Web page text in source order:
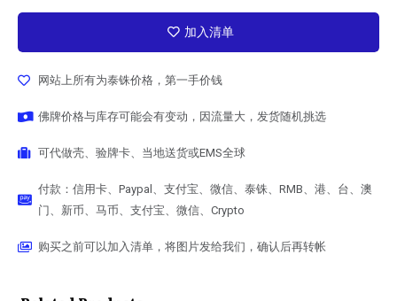
加入清单
网站上所有为泰铢价格，第一手价钱
佛牌价格与库存可能会有变动，因流量大，发货随机挑选
可代做壳、验牌卡、当地送货或EMS全球
付款：信用卡、Paypal、支付宝、微信、泰铢、RMB、港、台、澳
门、新币、马币、支付宝、微信、Crypto
购买之前可以加入清单，将图片发给我们，确认后再转帐